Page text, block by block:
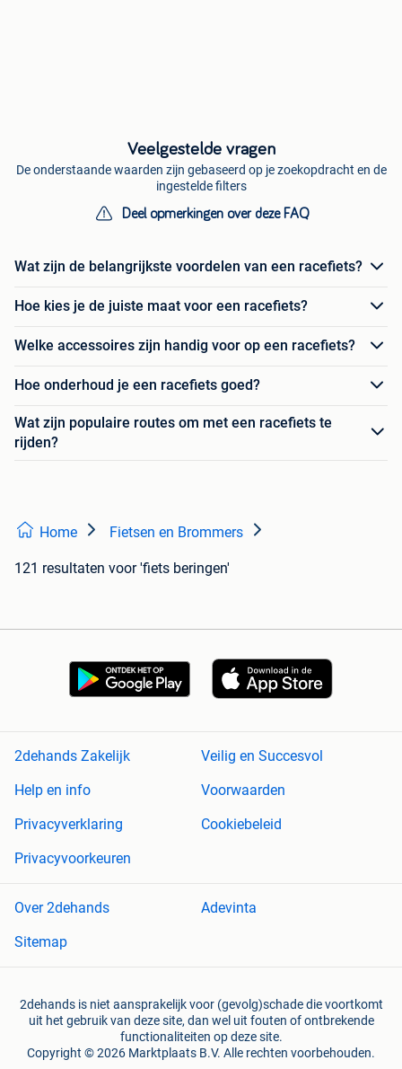
Veelgestelde vragen
De onderstaande waarden zijn gebaseerd op je zoekopdracht en de
ingestelde filters
Deel opmerkingen over deze FAQ
Wat zijn de belangrijkste voordelen van een racefiets?
Hoe kies je de juiste maat voor een racefiets?
Welke accessoires zijn handig voor op een racefiets?
Hoe onderhoud je een racefiets goed?
Wat zijn populaire routes om met een racefiets te
rijden?
Home Fietsen en Brommers
121 resultaten voor 'fiets beringen'
2dehands Zakelijk
Veilig en Succesvol
Help en info
Voorwaarden
Privacyverklaring
Cookiebeleid
Privacyvoorkeuren
Over 2dehands
Adevinta
Sitemap
2dehands is niet aansprakelijk voor (gevolg)schade die voortkomt
uit het gebruik van deze site, dan wel uit fouten of ontbrekende
functionaliteiten op deze site.
Copyright © 2026 Marktplaats B.V. Alle rechten voorbehouden.